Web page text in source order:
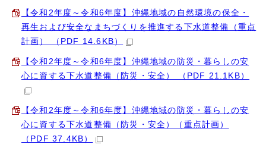
【令和2年度～令和6年度】沖縄地域の自然環境の保全・
再生および安全なまちづくりを推進する下水道整備（重点
計画） （PDF 14.6KB）
【令和2年度～令和6年度】沖縄地域の防災・暮らしの安
心に資する下水道整備（防災・安全） （PDF 21.1KB）
【令和2年度～令和6年度】沖縄地域の防災・暮らしの安
心に資する下水道整備（防災・安全）（重点計画）
（PDF 37.4KB）